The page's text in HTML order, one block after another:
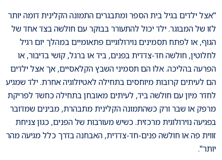
"אצל ילדים בגיל בית הספר ומתבגרים התמונה הקלינית דומה יותר
לזו של המבוגר. ילד יכול להתעורר בבוקר עם חולשה בצד אחד של
הגוף, או לפתח תסמינים נוירולוגיים פתאומיים במהלך יום רגיל
לחלוטין, חולשה חד-צדדית בפנים, ביד או ברגל, קושי בדיבור, או
הפרעה בהליכה. אלו הם תסמיני השבץ הקלאסיים, אך אצל ילדים
הם לעיתים קרובות מיוחסים בתחילה לאטיולוגיה אחרת. ילד שמגיע
לחדר מיון עם חולשה ביד, לעיתים מאובחן בתחילה כחשד לפריקת
מרפק או שבר ורק כשהתמונה הקלינית מתבהרת, מבינים שמדובר
בפגיעה נוירולוגית מרכזית. כשיש מעורבות של הפנים, כגון צניחת
זווית פה או חולשה פנים-חד-צדדית, האבחנה בדרך כלל מגיעה מהר
יותר".